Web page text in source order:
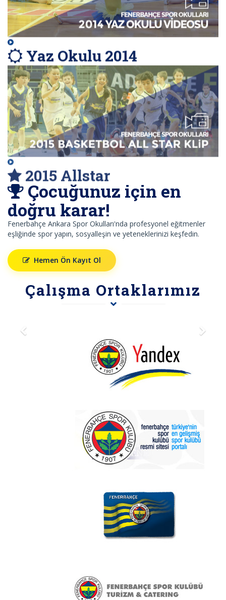
Yaz Okulu 2014
2015 Allstar
Çocuğunuz için en
doğru karar!
Fenerbahçe Ankara Spor Okulları'nda profesyonel eğitmenler
eşliğinde spor yapın, sosyalleşin ve yeteneklerinizi keşfedin.
Hemen Ön Kayıt Ol
Çalışma Ortaklarımız